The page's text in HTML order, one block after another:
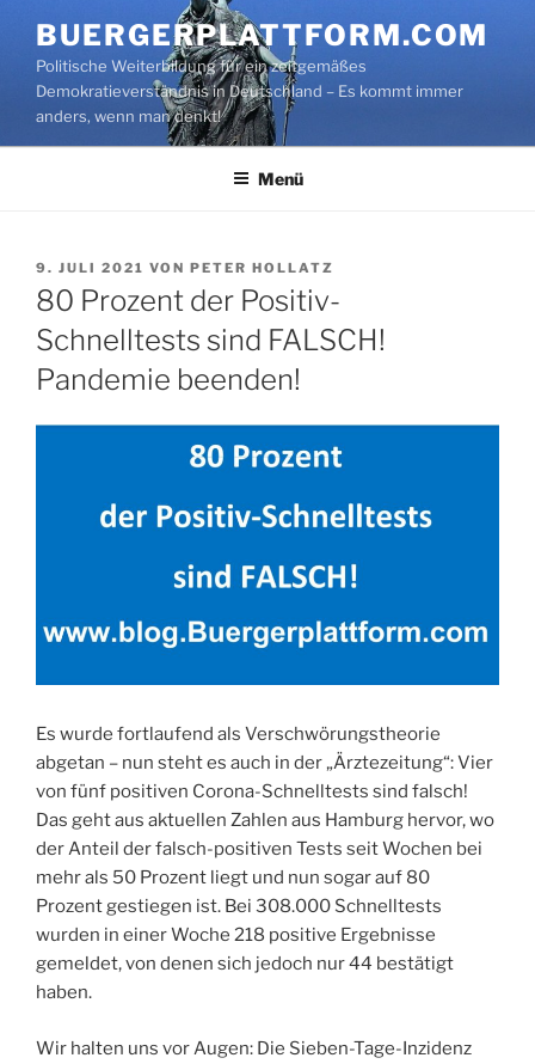
Inhalt
springen
BUERGERPLATTFORM.COM
Politische Weiterbildung für ein zeitgemäßes
Demokratieverständnis in Deutschland – Es kommt immer
anders, wenn man denkt!
Menü
VERÖFFENTLICHT
AM
9. JULI 2021 VON PETER HOLLATZ
80 Prozent der Positiv-
Schnelltests sind FALSCH!
Pandemie beenden!
Es wurde fortlaufend als Verschwörungstheorie
abgetan – nun steht es auch in der „Ärztezeitung“: Vier
von fünf positiven Corona-Schnelltests sind falsch!
Das geht aus aktuellen Zahlen aus Hamburg hervor, wo
der Anteil der falsch-positiven Tests seit Wochen bei
mehr als 50 Prozent liegt und nun sogar auf 80
Prozent gestiegen ist. Bei 308.000 Schnelltests
wurden in einer Woche 218 positive Ergebnisse
gemeldet, von denen sich jedoch nur 44 bestätigt
haben.
Wir halten uns vor Augen: Die Sieben-Tage-Inzidenz